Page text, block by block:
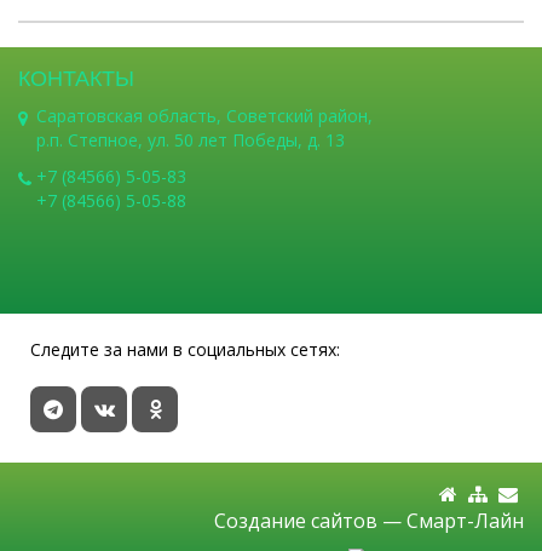
КОНТАКТЫ
Саратовская область, Советский район,
р.п. Степное, ул. 50 лет Победы, д. 13
+7 (84566) 5-05-83
+7 (84566) 5-05-88
Следите за нами в социальных сетях:
Создание сайтов —Смарт-Лайн